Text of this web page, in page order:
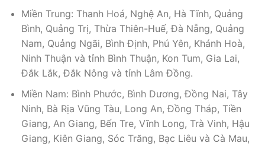
Miền Trung: Thanh Hoá, Nghệ An, Hà Tĩnh, Quảng
Bình, Quảng Trị, Thừa Thiên-Huế, Đà Nẵng, Quảng
Nam, Quảng Ngãi, Bình Định, Phú Yên, Khánh Hoà,
Ninh Thuận và tỉnh Bình Thuận, Kon Tum, Gia Lai,
Đắk Lắk, Đắk Nông và tỉnh Lâm Đồng.
Miền Nam: Bình Phước, Bình Dương, Đồng Nai, Tây
Ninh, Bà Rịa Vũng Tàu, Long An, Đồng Tháp, Tiền
Giang, An Giang, Bến Tre, Vĩnh Long, Trà Vinh, Hậu
Giang, Kiên Giang, Sóc Trăng, Bạc Liêu và Cà Mau,